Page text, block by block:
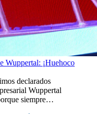
Wuppertal: ¡Huehoco
declarados
Wuppertal
siempre…